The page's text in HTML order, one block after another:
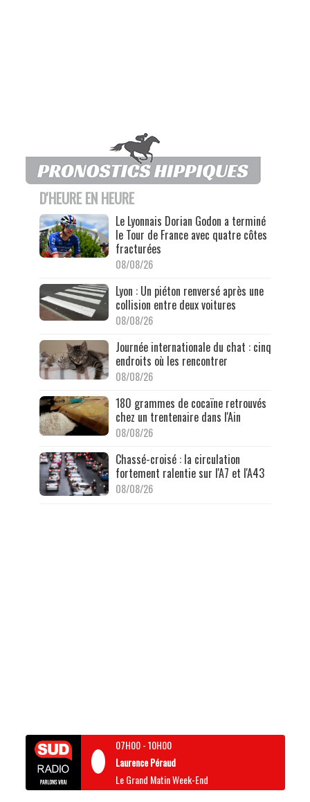
D'HEURE EN HEURE
Le Lyonnais Dorian Godon a terminé
le Tour de France avec quatre côtes
fracturées
08/08/26
Lyon : Un piéton renversé après une
collision entre deux voitures
08/08/26
Journée internationale du chat : cinq
endroits où les rencontrer
08/08/26
180 grammes de cocaïne retrouvés
chez un trentenaire dans l'Ain
08/08/26
Chassé-croisé : la circulation
fortement ralentie sur l'A7 et l'A43
08/08/26
07H00-10H00
Laurence Péraud
Le Grand Matin Week-End